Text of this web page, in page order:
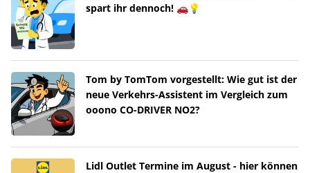
spart ihr dennoch! 🚗💡
Tom by TomTom vorgestellt: Wie gut ist der
neue Verkehrs-Assistent im Vergleich zum
ooono CO-DRIVER NO2?
Lidl Outlet Termine im August - hier können